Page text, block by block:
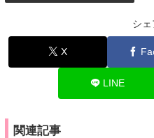
シェ
X
LINE
関連記事